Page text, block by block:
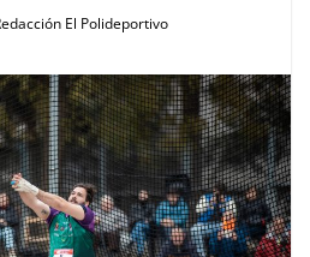
El Polideportivo